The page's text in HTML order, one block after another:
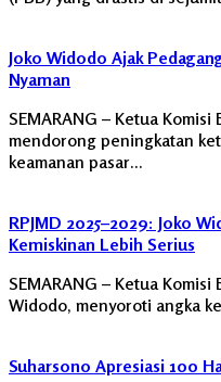
Joko Widodo Ajak
Nyaman
SEMARANG – Ketua Komisi
mendorong peningkatan
keamanan pasar…
RPJMD 2025–2029: Joko
Kemiskinan Lebih Serius
SEMARANG – Ketua Komisi
Widodo, menyoroti angka
Suharsono Apresiasi 100